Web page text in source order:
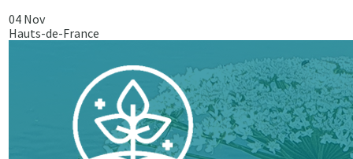
04 Nov
Hauts-de-France